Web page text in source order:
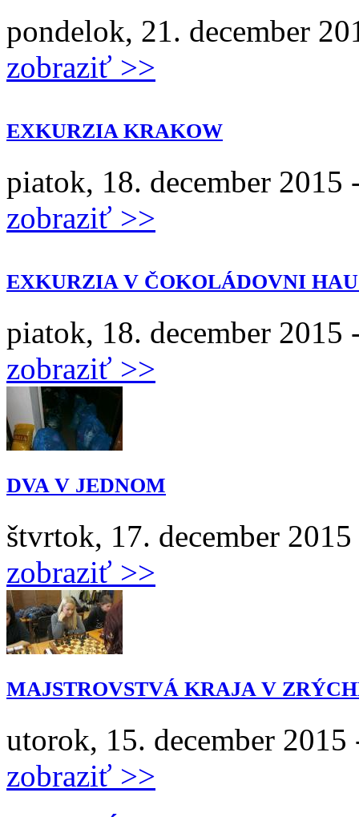
pondelok, 21. december
zobraziť >>
EXKURZIA KRAKOW
piatok, 18. december 2015
zobraziť >>
EXKURZIA V ČOKOLÁDOVNI
piatok, 18. december 2015
zobraziť >>
DVA V JEDNOM
štvrtok, 17. december
zobraziť >>
MAJSTROVSTVÁ KRAJA V
utorok, 15. december 2015
zobraziť >>